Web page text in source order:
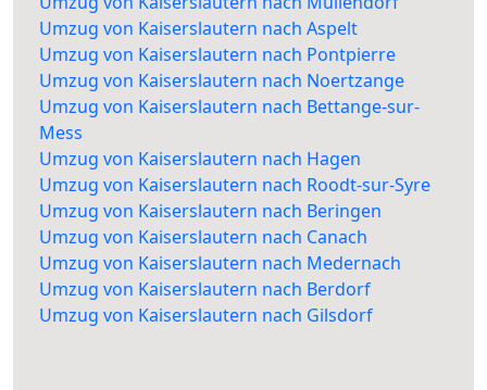
Umzug von Kaiserslautern nach Aspelt
Umzug von Kaiserslautern nach Pontpierre
Umzug von Kaiserslautern nach Noertzange
Umzug von Kaiserslautern nach Bettange-sur-
Mess
Umzug von Kaiserslautern nach Hagen
Umzug von Kaiserslautern nach Roodt-sur-Syre
Umzug von Kaiserslautern nach Beringen
Umzug von Kaiserslautern nach Canach
Umzug von Kaiserslautern nach Medernach
Umzug von Kaiserslautern nach Berdorf
Umzug von Kaiserslautern nach Gilsdorf